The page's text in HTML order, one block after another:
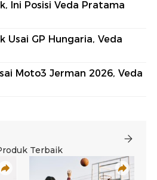
Ini Posisi Veda Pratama
Usai GP Hungaria, Veda
Moto3 Jerman 2026, Veda